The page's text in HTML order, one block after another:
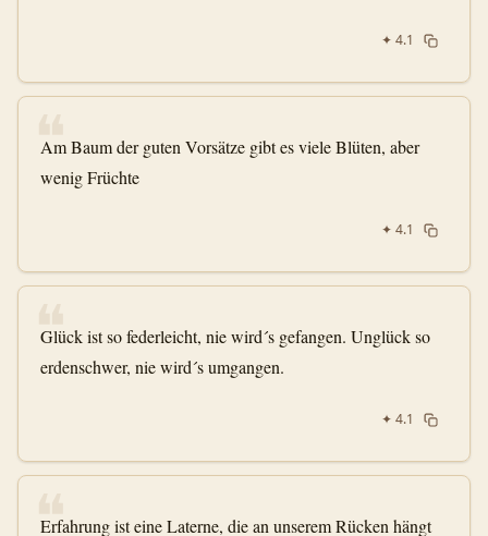
✦ 4.1
❝
Am Baum der guten Vorsätze gibt es viele Blüten, aber
wenig Früchte
✦ 4.1
❝
Glück ist so federleicht, nie wird´s gefangen. Unglück so
erdenschwer, nie wird´s umgangen.
✦ 4.1
❝
Erfahrung ist eine Laterne, die an unserem Rücken hängt